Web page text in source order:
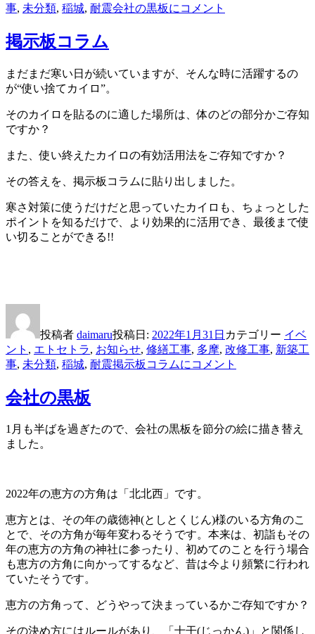
事, 未分類, 稲城, 耐震会社の黒板に コメント
掲示板コラム
まだまだ寒い日が続いていますが、そんな時に活躍するの
が“使い捨てカイロ”。
そのカイロを貼るのに適した場所は、体のどの部分かご存知
ですか？
また、使い終えたカイロの有効活用法をご存知ですか？
その答えを、掲示板コラムに貼り出しました。
寒さ対策に使うだけだと思っていたカイロも、ちょっとした
ポイントを知るだけで、より効果的に活用でき、最後まで使
い切ることができる!!
投稿者 daimaru投稿日: 2022年1月31日 カテゴリー イベ
ント , エトセトラ, お知らせ, 修繕工事, 多摩, 改修工事, 新築工
事, 未分類, 稲城, 耐震掲示板コラムに コメント
会社の黒板
1月も半ばを過ぎたので、会社の黒板を節分の絵に描き替え
ました。
2022年の恵方の方角は「北北西」です。
恵方とは、その年の歳徳神(としとくじん)様のいる方角のこ
とで、その方角が毎年変わるそうです。本来は、初詣もその
年の恵方の方角の神社に参ったり、初めてのことを行う場合
も恵方の方角に向かってするなど、昔は今より頻繁に行われ
ていたそうです。
恵方の方角って、どうやって決まっているかご存知ですか？
その決め方にはルールがあり、「十干(じっかん)」と関係し